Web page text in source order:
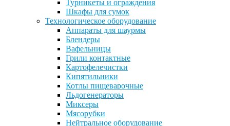
Турникеты и ограждения
Шкафы для сумок
Технологическое оборудование
Аппараты для шаурмы
Блендеры
Вафельницы
Грили контактные
Картофелечистки
Кипятильники
Котлы пищеварочные
Льдогенераторы
Миксеры
Мясорубки
Нейтральное оборудование